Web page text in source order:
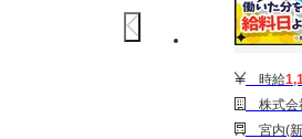
時給
株式会社綜合キャリアオプ
宮内(